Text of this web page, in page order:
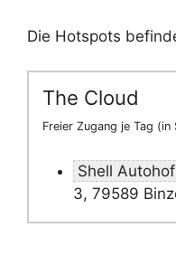
Die Hotspots
The Cloud
Freier Zugang je Tag (in
Shell
3, 79589